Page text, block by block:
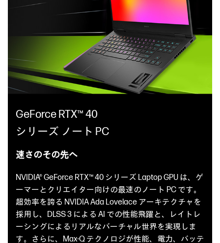
GeForce RTX™ 40
シリーズ ノート PC
速さのその先へ
NVIDIA® GeForce RTX™ 40 シリーズ Laptop GPU は、ゲ
ーマーとクリエイター向けの最速のノート PC です。
超効率を誇る NVIDIA Ada Lovelace アーキテクチャを
採用し、DLSS 3 による AI での性能飛躍と、レイトレ
ーシングによるリアルなバーチャル世界を実現しま
す。さらに、Max-Q テクノロジが性能、電力、バッテ